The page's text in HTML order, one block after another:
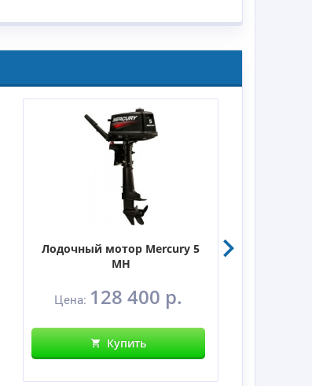
Лодочный мотор Mercury 5
MH
Цена: 128 400 р.
Купить